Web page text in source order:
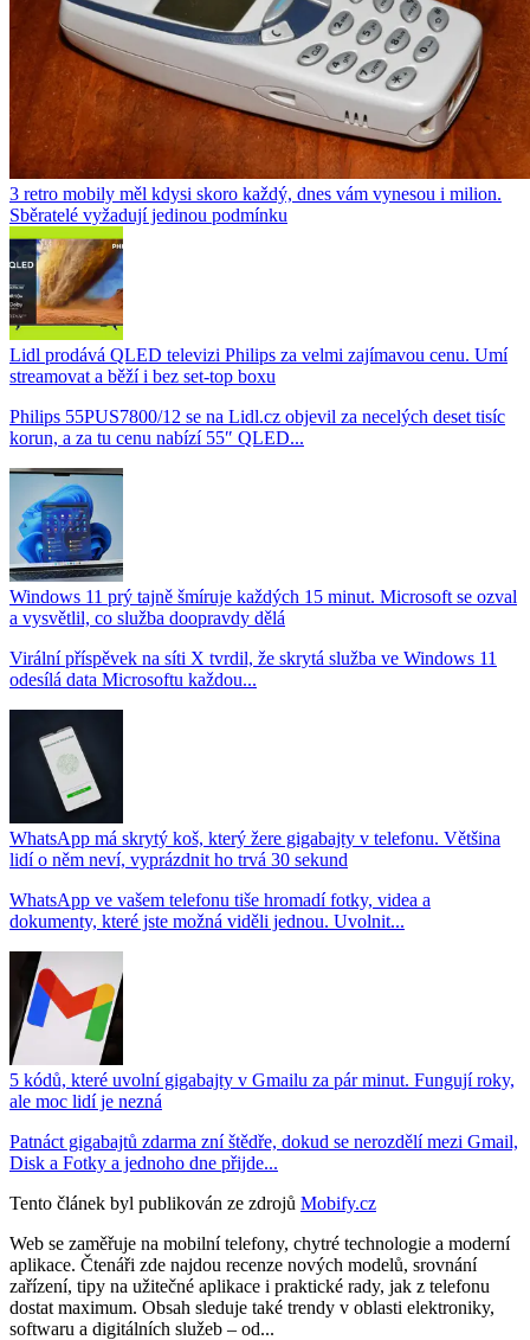
3 retro mobily měl kdysi skoro každý, dnes vám vynesou i milion.
Sběratelé vyžadují jedinou podmínku
Lidl prodává QLED televizi Philips za velmi zajímavou cenu. Umí
streamovat a běží i bez set-top boxu
Philips 55PUS7800/12 se na Lidl.cz objevil za necelých deset tisíc
korun, a za tu cenu nabízí 55″ QLED...
Windows 11 prý tajně šmíruje každých 15 minut. Microsoft se ozval
a vysvětlil, co služba doopravdy dělá
Virální příspěvek na síti X tvrdil, že skrytá služba ve Windows 11
odesílá data Microsoftu každou...
WhatsApp má skrytý koš, který žere gigabajty v telefonu. Většina
lidí o něm neví, vyprázdnit ho trvá 30 sekund
WhatsApp ve vašem telefonu tiše hromadí fotky, videa a
dokumenty, které jste možná viděli jednou. Uvolnit...
5 kódů, které uvolní gigabajty v Gmailu za pár minut. Fungují roky,
ale moc lidí je nezná
Patnáct gigabajtů zdarma zní štědře, dokud se nerozdělí mezi Gmail,
Disk a Fotky a jednoho dne přijde...
Tento článek byl publikován ze zdrojů Mobify.cz
Web se zaměřuje na mobilní telefony, chytré technologie a moderní
aplikace. Čtenáři zde najdou recenze nových modelů, srovnání
zařízení, tipy na užitečné aplikace i praktické rady, jak z telefonu
dostat maximum. Obsah sleduje také trendy v oblasti elektroniky,
softwaru a digitálních služeb – od...